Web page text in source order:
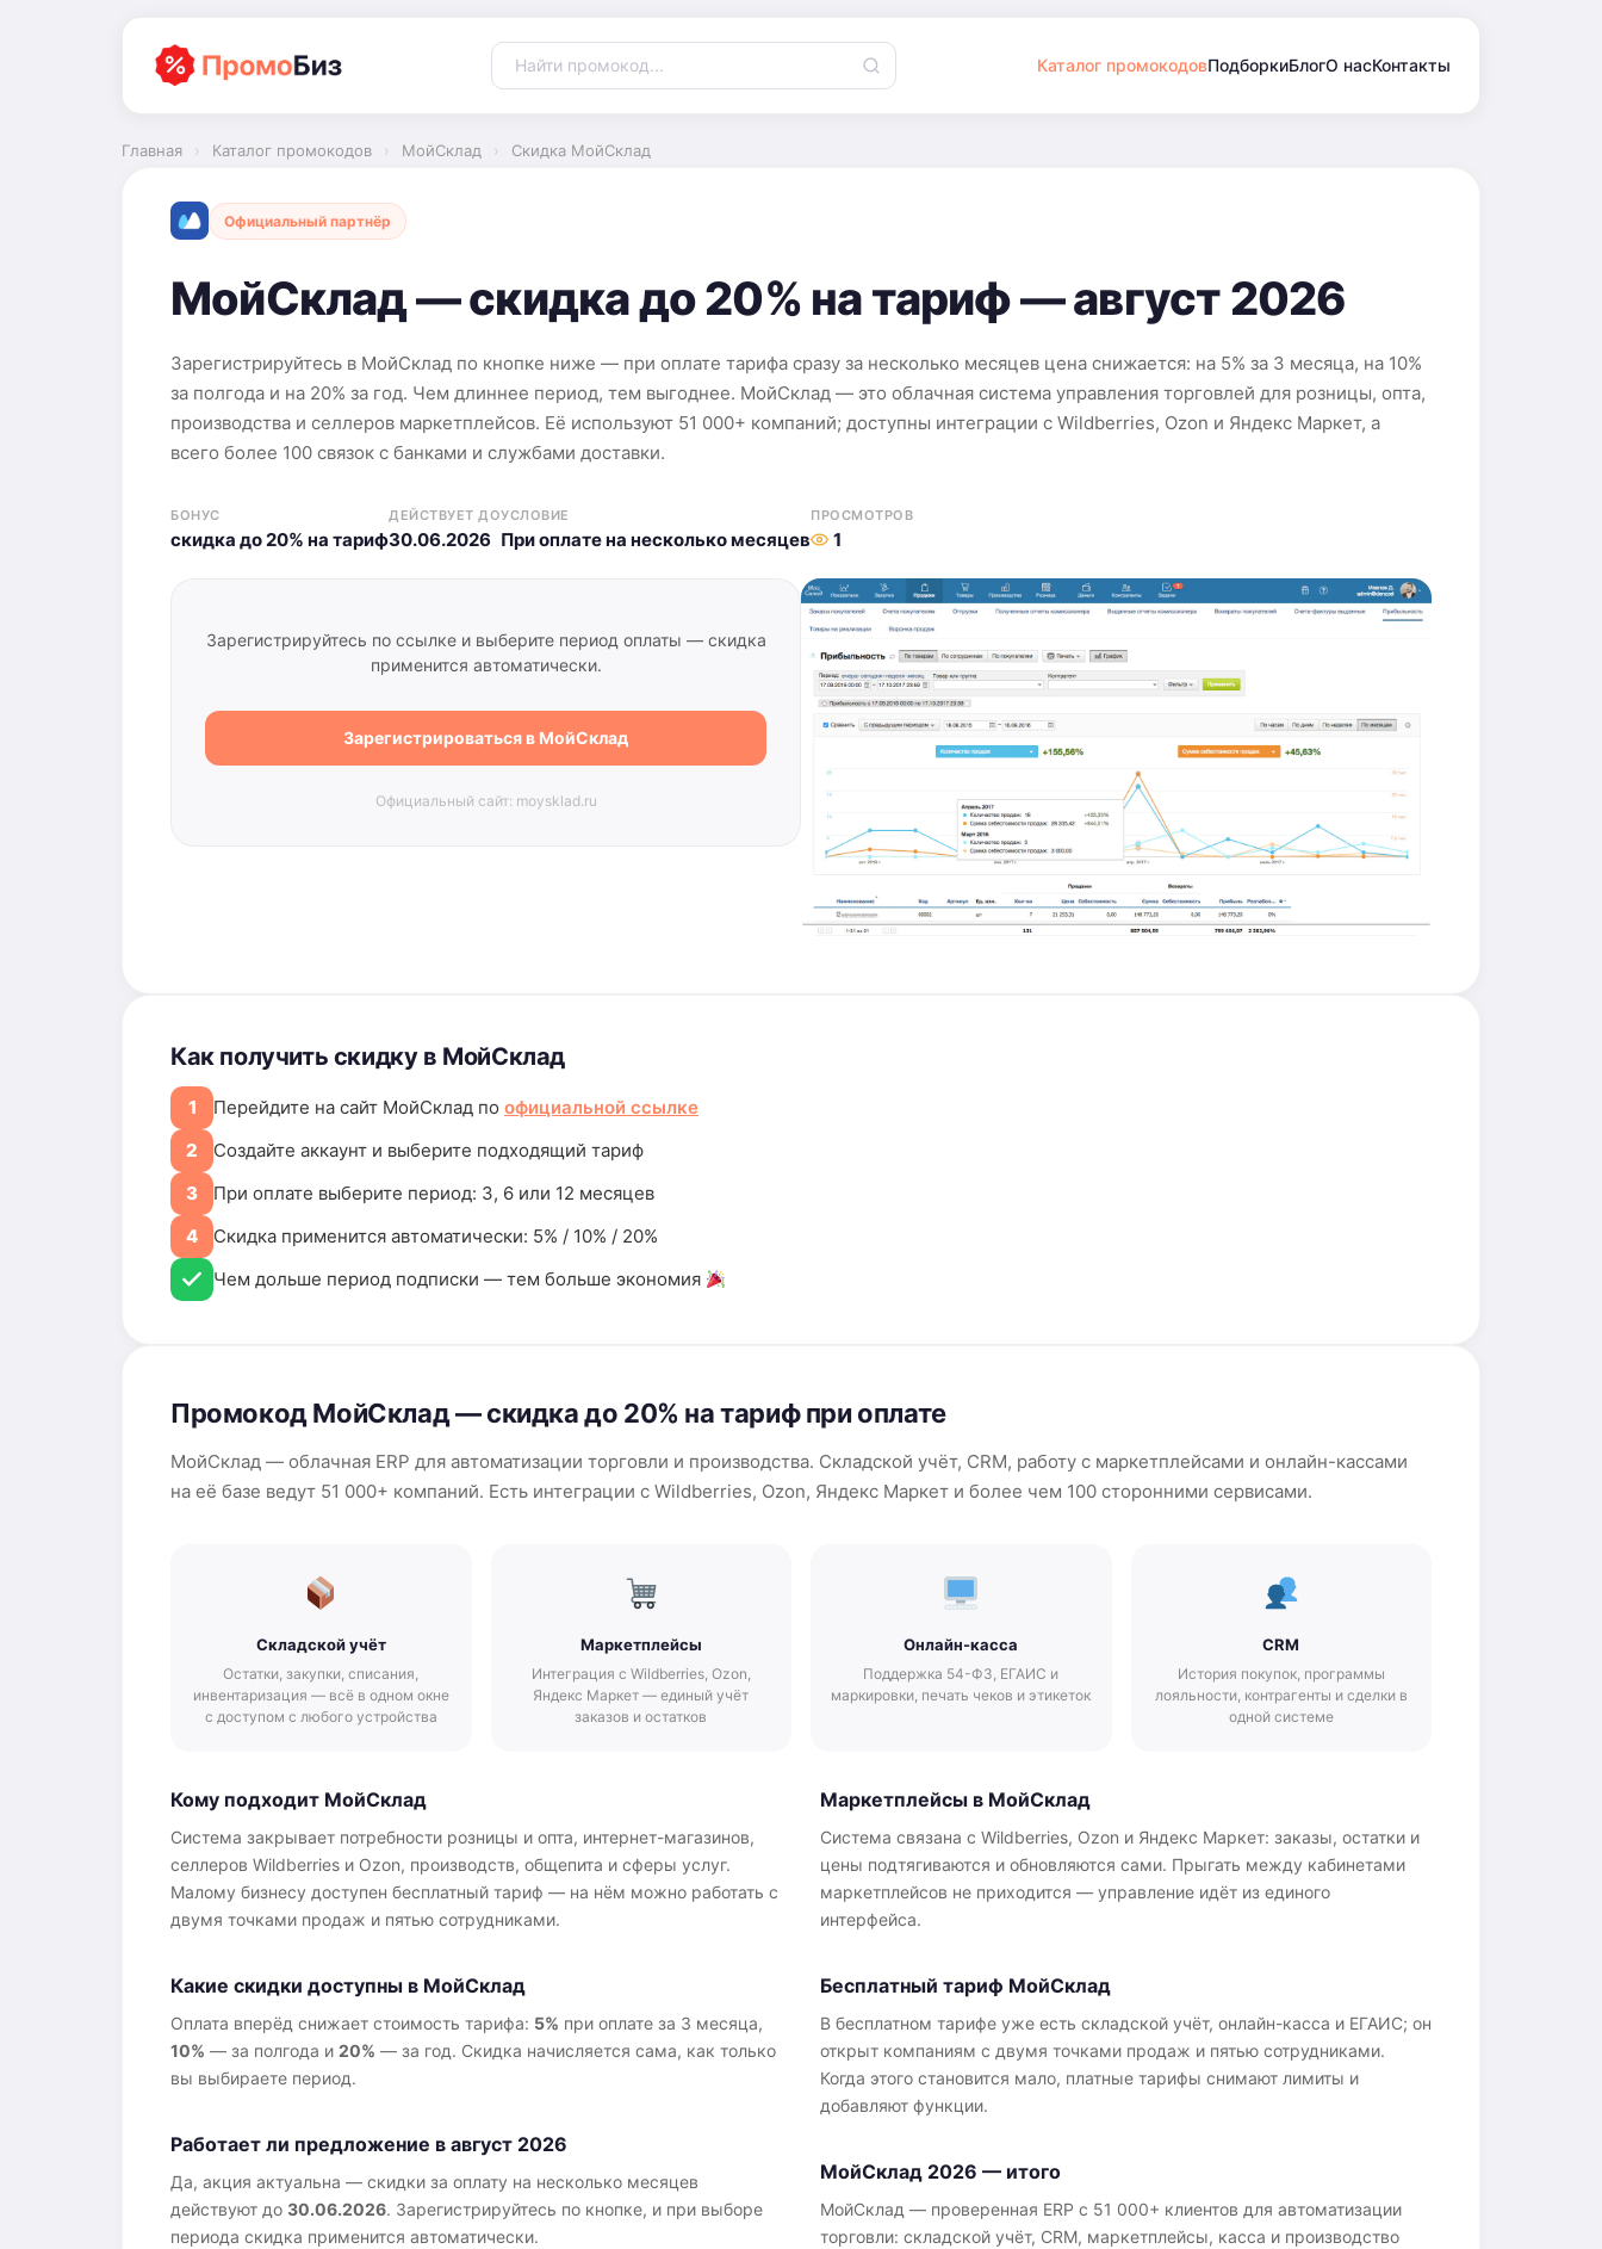
Каталог промокодовПодборкиБлогО насКонтакты
Главная › Каталог промокодов › МойСклад › Скидка МойСклад
Официальный партнёр
МойСклад — скидка до 20% на тариф — август 2026
Зарегистрируйтесь в МойСклад по кнопке ниже — при оплате тарифа сразу за несколько месяцев цена снижается: на 5% за 3 месяца, на 10%
за полгода и на 20% за год. Чем длиннее период, тем выгоднее. МойСклад — это облачная система управления торговлей для розницы, опта,
производства и селлеров маркетплейсов. Её используют 51 000+ компаний; доступны интеграции с Wildberries, Ozon и Яндекс Маркет, а
всего более 100 связок с банками и службами доставки.
БОНУС
скидка до 20% на тариф
ДЕЙСТВУЕТ ДО
30.06.2026
УСЛОВИЕ
При оплате на несколько месяцев
ПРОСМОТРОВ
1
Зарегистрируйтесь по ссылке и выберите период оплаты — скидка
применится автоматически.
Зарегистрироваться в МойСклад
Официальный сайт: moysklad.ru
Как получить скидку в МойСклад
1 Перейдите на сайт МойСклад по официальной ссылке
2
Создайте аккаунт и выберите подходящий тариф
3
При оплате выберите период: 3, 6 или 12 месяцев
4
Скидка применится автоматически: 5% / 10% / 20%
Чем дольше период подписки — тем больше экономия
Промокод МойСклад — скидка до 20% на тариф при оплате
МойСклад — облачная ERP для автоматизации торговли и производства. Складской учёт, CRM, работу с маркетплейсами и онлайн-кассами
на её базе ведут 51 000+ компаний. Есть интеграции с Wildberries, Ozon, Яндекс Маркет и более чем 100 сторонними сервисами.
Складской учёт
Остатки, закупки, списания,
инвентаризация — всё в одном окне
с доступом с любого устройства
Маркетплейсы
Интеграция с Wildberries, Ozon,
Яндекс Маркет — единый учёт
заказов и остатков
Онлайн-касса
Поддержка 54-ФЗ, ЕГАИС и
маркировки, печать чеков и этикеток
CRM
История покупок, программы
лояльности, контрагенты и сделки в
одной системе
Кому подходит МойСклад
Система закрывает потребности розницы и опта, интернет-магазинов,
селлеров Wildberries и Ozon, производств, общепита и сферы услуг.
Малому бизнесу доступен бесплатный тариф — на нём можно работать с
двумя точками продаж и пятью сотрудниками.
Какие скидки доступны в МойСклад
Оплата вперёд снижает стоимость тарифа: 5% при оплате за 3 месяца,
10% — за полгода и 20% — за год. Скидка начисляется сама, как только
вы выбираете период.
Работает ли предложение в август 2026
Да, акция актуальна — скидки за оплату на несколько месяцев
действуют до 30.06.2026. Зарегистрируйтесь по кнопке, и при выборе
периода скидка применится автоматически.
Маркетплейсы в МойСклад
Система связана с Wildberries, Ozon и Яндекс Маркет: заказы, остатки и
цены подтягиваются и обновляются сами. Прыгать между кабинетами
маркетплейсов не приходится — управление идёт из единого
интерфейса.
Бесплатный тариф МойСклад
В бесплатном тарифе уже есть складской учёт, онлайн-касса и ЕГАИС; он
открыт компаниям с двумя точками продаж и пятью сотрудниками.
Когда этого становится мало, платные тарифы снимают лимиты и
добавляют функции.
МойСклад 2026 — итого
МойСклад — проверенная ERP с 51 000+ клиентов для автоматизации
торговли: складской учёт, CRM, маркетплейсы, касса и производство